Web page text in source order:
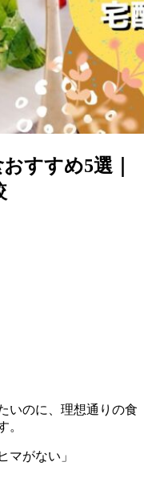
すすめ5選｜
いのに、理想通りの食
。
マがない」